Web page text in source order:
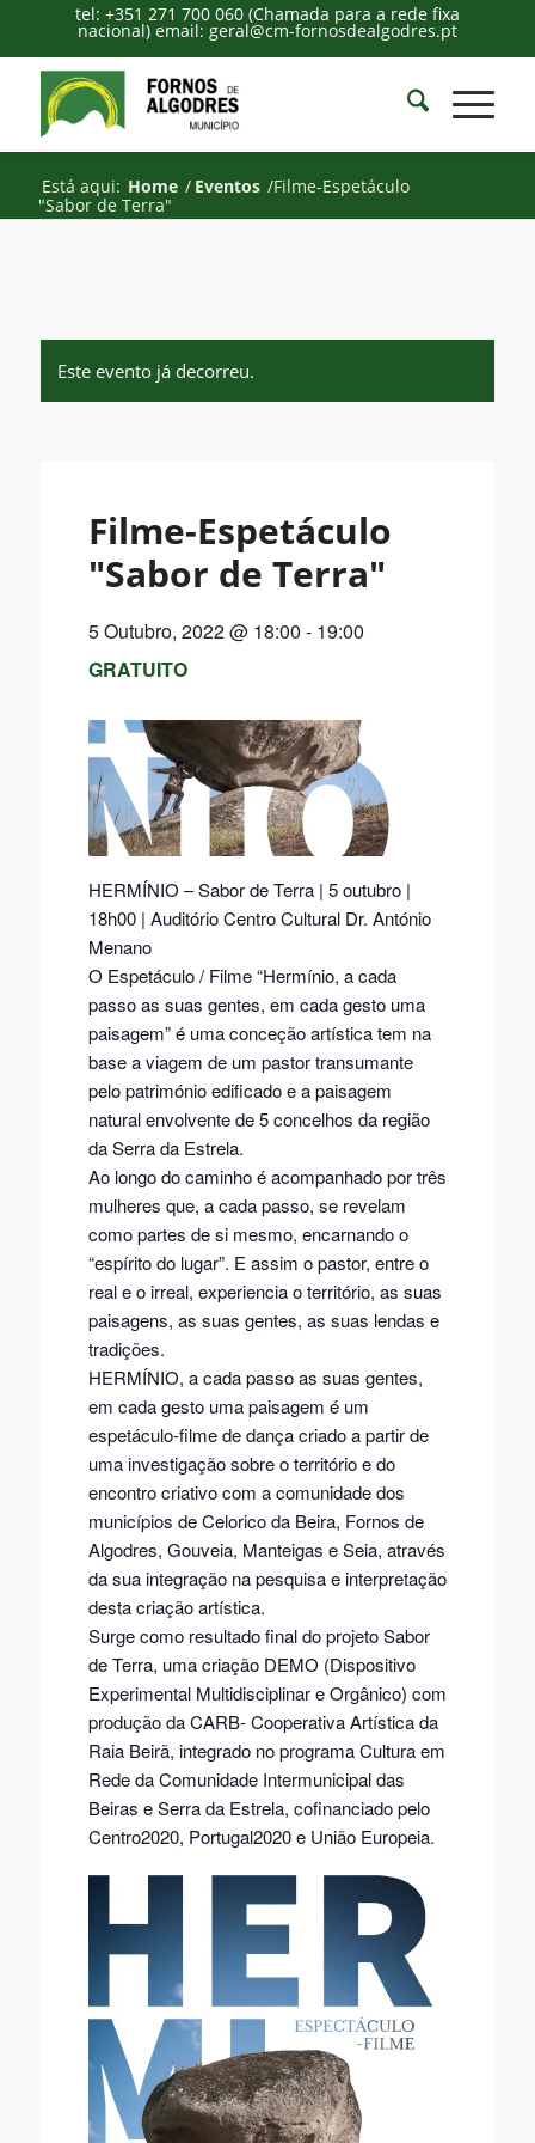
tel: +351 271 700 060 (Chamada para a rede fixa
nacional) email: geral@cm-fornosdealgodres.pt
Está aqui: Home / Eventos /Filme-Espetáculo
"Sabor de Terra"
Este evento já decorreu.
Filme-Espetáculo
"Sabor de Terra"
5 Outubro, 2022 @ 18:00 - 19:00
GRATUITO
HERMÍNIO – Sabor de Terra | 5 outubro |
18h00 | Auditório Centro Cultural Dr. António
Menano
O Espetáculo / Filme “Hermínio, a cada
passo as suas gentes, em cada gesto uma
paisagem” é uma conceção artística tem na
base a viagem de um pastor transumante
pelo património edificado e a paisagem
natural envolvente de 5 concelhos da região
da Serra da Estrela.
Ao longo do caminho é acompanhado por três
mulheres que, a cada passo, se revelam
como partes de si mesmo, encarnando o
“espírito do lugar”. E assim o pastor, entre o
real e o irreal, experiencia o território, as suas
paisagens, as suas gentes, as suas lendas e
tradições.
HERMÍNIO, a cada passo as suas gentes,
em cada gesto uma paisagem é um
espetáculo-filme de dança criado a partir de
uma investigação sobre o território e do
encontro criativo com a comunidade dos
municípios de Celorico da Beira, Fornos de
Algodres, Gouveia, Manteigas e Seia, através
da sua integração na pesquisa e interpretação
desta criação artística.
Surge como resultado final do projeto Sabor
de Terra, uma criação DEMO (Dispositivo
Experimental Multidisciplinar e Orgânico) com
produção da CARB- Cooperativa Artística da
Raia Beirã, integrado no programa Cultura em
Rede da Comunidade Intermunicipal das
Beiras e Serra da Estrela, cofinanciado pelo
Centro2020, Portugal2020 e União Europeia.